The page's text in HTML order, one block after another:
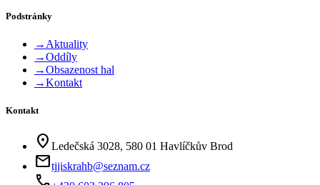
Podstránky
→ Aktuality
→Oddíly
→Obsazenost hal
→Kontakt
Kontakt
location_on Ledečská 3028, 580 01 Havlíčkův Brod
mailtjjiskrahb@seznam.cz